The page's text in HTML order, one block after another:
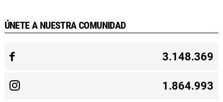
ÚNETE A NUESTRA COMUNIDAD
3.148.369
1.864.993